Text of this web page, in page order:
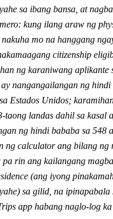
sa ibang bansa, at
kung ilang araw ng
nakuha mo na hanggang
citizenship
ng karaniwang aplikante
nangangailangan ng hindi
Estados Unidos;
taong landas dahil sa kasal
ng hindi bababa sa 548
ng calculator ang bilang ng
rin ang kailangang
(ang iyong
sa gilid, na ipinapabala
app habang naglo-log